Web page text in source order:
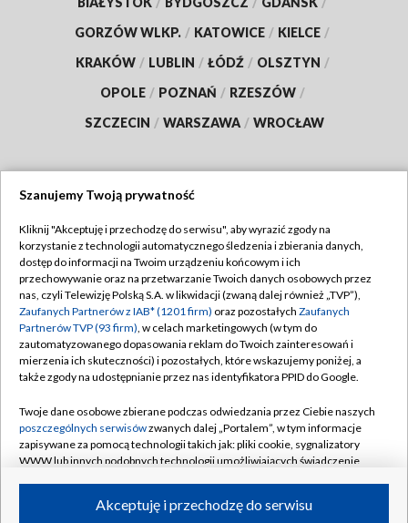
GORZÓW WLKP. / KATOWICE / KIELCE /
KRAKÓW / LUBLIN / ŁÓDŹ / OLSZTYN /
OPOLE / POZNAŃ / RZESZÓW /
SZCZECIN / WARSZAWA / WROCŁAW
TVP
Abonament TVP
Emisja w TVP
Centrum informacji TVP
Naziemna Telewizja Cyfrowa
Rada Programowa
System NOS
Informacje o nadawcy
Program dla prasy
Regulamin TVP
Polityka prywatności
Moje zgody
Pomoc
Kontakt
Kanały
Szanujemy Twoją prywatność
Kliknij "Akceptuję i przechodzę do serwisu", aby wyrazić zgody na
korzystanie z technologii automatycznego śledzenia i zbierania danych,
dostęp do informacji na Twoim urządzeniu końcowym i ich
przechowywanie oraz na przetwarzanie Twoich danych osobowych przez
nas, czyli Telewizję Polską S.A. w likwidacji (zwaną dalej również „TVP”),
Zaufanych Partnerów z IAB* (1201 firm) oraz pozostałych Zaufanych
Partnerów TVP (93 firm), w celach marketingowych (w tym do
zautomatyzowanego dopasowania reklam do Twoich zainteresowań i
mierzenia ich skuteczności) i pozostałych, które wskazujemy poniżej, a
także zgody na udostępnianie przez nas identyfikatora PPID do Google.
Twoje dane osobowe zbierane podczas odwiedzania przez Ciebie naszych
poszczególnych serwisówzwanych dalej „Portalem”, w tym informacje
zapisywane za pomocą technologii takich jak: pliki cookie, sygnalizatory
WWW lub innych podobnych technologii umożliwiających świadczenie
ruchu w Internecie.Akceptuję i przechodzę do serwisu